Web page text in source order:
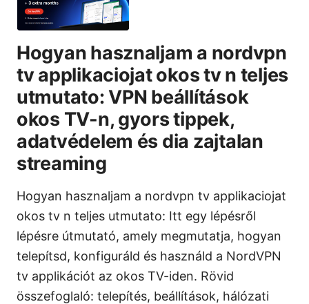
Hogyan hasznaljam a nordvpn
tv applikaciojat okos tv n teljes
utmutato: VPN beállítások
okos TV-n, gyors tippek,
adatvédelem és dia zajtalan
streaming
Hogyan hasznaljam a nordvpn tv applikaciojat
okos tv n teljes utmutato: Itt egy lépésről
lépésre útmutató, amely megmutatja, hogyan
telepítsd, konfiguráld és használd a NordVPN
tv applikációt az okos TV-iden. Rövid
összefoglaló: telepítés, beállítások, hálózati